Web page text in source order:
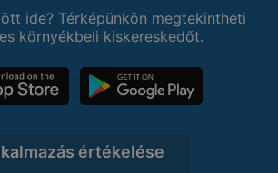
ide? Térképünkön megtekintheti
környékbeli kiskereskedőt.
értékelése